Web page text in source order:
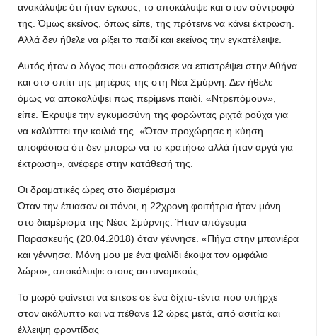
ανακάλυψε ότι ήταν έγκυος, το αποκάλυψε και στον σύντροφό
της. Όμως εκείνος, όπως είπε, της πρότεινε να κάνει έκτρωση.
Αλλά δεν ήθελε να ρίξει το παιδί και εκείνος την εγκατέλειψε.
Αυτός ήταν ο λόγος που αποφάσισε να επιστρέψει στην Αθήνα
και στο σπίτι της μητέρας της στη Νέα Σμύρνη. Δεν ήθελε
όμως να αποκαλύψει πως περίμενε παιδί. «Ντρεπόμουν»,
είπε. Έκρυψε την εγκυμοσύνη της φορώντας ριχτά ρούχα για
να καλύπτει την κοιλιά της. «Όταν προχώρησε η κύηση
αποφάσισα ότι δεν μπορώ να το κρατήσω αλλά ήταν αργά για
έκτρωση», ανέφερε στην κατάθεσή της.
Οι δραματικές ώρες στο διαμέρισμα
Όταν την έπιασαν οι πόνοι, η 22χρονη φοιτήτρια ήταν μόνη
στο διαμέρισμα της Νέας Σμύρνης. Ήταν απόγευμα
Παρασκευής (20.04.2018) όταν γέννησε. «Πήγα στην μπανιέρα
και γέννησα. Μόνη μου με ένα ψαλίδι έκοψα τον ομφάλιο
λώρο», αποκάλυψε στους αστυνομικούς.
Το μωρό φαίνεται να έπεσε σε ένα δίχτυ-τέντα που υπήρχε
στον ακάλυπτο και να πέθανε 12 ώρες μετά, από ασιτία και
έλλειψη φροντίδας